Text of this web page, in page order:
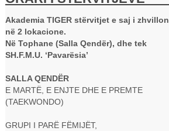
Akademia TIGER stërvitjet e saj i zhvillon
në 2 lokacione.
Në Tophane (Salla Qendër), dhe tek
SH.F.M.U. ‘Pavarësia’
SALLA QENDËR
E MARTË, E ENJTE DHE E PREMTE
(TAEKWONDO)
GRUPI I PARË FËMIJËT,